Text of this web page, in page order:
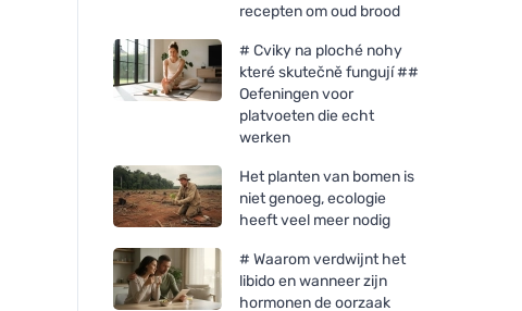
recepten om oud brood
# Cviky na ploché nohy
které skutečně fungují ##
Oefeningen voor
platvoeten die echt
werken
Het planten van bomen is
niet genoeg, ecologie
heeft veel meer nodig
# Waarom verdwijnt het
libido en wanneer zijn
hormonen de oorzaak